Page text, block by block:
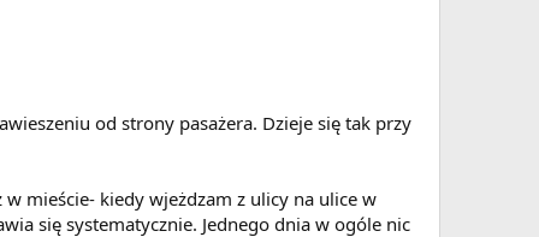
od strony pasażera. Dzieje się tak przy
mieście- kiedy wjeżdzam z ulicy na ulice w
się systematycznie. Jednego dnia w ogóle nic